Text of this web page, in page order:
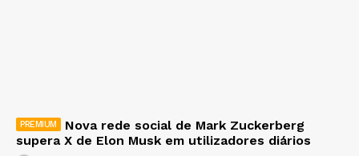
Nova rede social de Mark Zuckerberg
supera X de Elon Musk em utilizadores diários